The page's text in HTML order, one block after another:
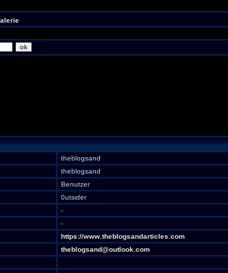
theblogsand
theblogsand
Benutzer
0utsider
-
-
https://www.theblogsandarticles.com
theblogsand@outlook.com